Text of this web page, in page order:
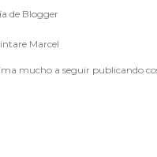
de Blogger
Marcel
mucho a seguir publicando